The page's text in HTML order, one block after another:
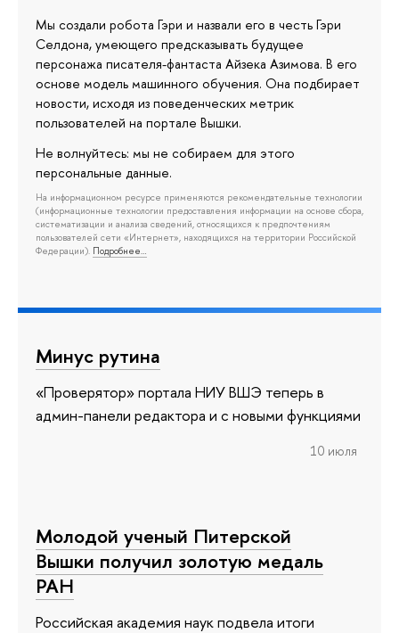
Мы создали робота Гэри и назвали его в честь Гэри
Селдона, умеющего предсказывать будущее
персонажа писателя-фантаста Айзека Азимова. В его
основе модель машинного обучения. Она подбирает
новости, исходя из поведенческих метрик
пользователей на портале Вышки.
Не волнуйтесь: мы не собираем для этого
персональные данные.
На информационном ресурсе применяются рекомендательные технологии
(информационные технологии предоставления информации на основе сбора,
систематизации и анализа сведений, относящихся к предпочтениям
пользователей сети «Интернет», находящихся на территории Российской
Федерации). Подробнее…
Минус рутина
«Проверятор» портала НИУ ВШЭ теперь в
админ-панели редактора и с новыми функциями
10 июля
Молодой ученый Питерской
Вышки получил золотую медаль
РАН
Российская академия наук подвела итоги